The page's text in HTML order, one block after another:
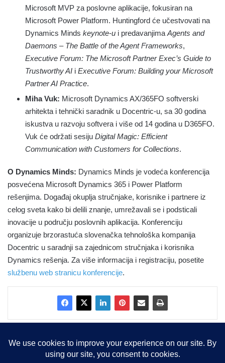
Microsoft MVP za poslovne aplikacije, fokusiran na
Microsoft Power Platform. Huntingford će učestvovati na
Dynamics Minds keynote-u i predavanjima Agents and
Daemons – The Battle of the Agent Frameworks,
Executive Forum: The Microsoft Partner Exec’s Guide to
Trustworthy AI i Executive Forum: Building your Microsoft
Partner AI Practice.
Miha Vuk: Microsoft Dynamics AX/365FO softverski
arhitekta i tehnički saradnik u Docentric-u, sa 30 godina
iskustva u razvoju softvera i više od 14 godina u D365FO.
Vuk će održati sesiju Digital Magic: Efficient
Communication with Customers for Collections.
O Dynamics Minds: Dynamics Minds je vodeća konferencija
posvećena Microsoft Dynamics 365 i Power Platform
rešenjima. Događaj okuplja stručnjake, korisnike i partnere iz
celog sveta kako bi delili znanje, umrežavali se i podsticali
inovacije u području poslovnih aplikacija. Konferenciju
organizuje brzorastuća slovenačka tehnološka kompanija
Docentric u saradnji sa zajednicom stručnjaka i korisnika
Dynamics rešenja. Za više informacija i registraciju, posetite
službenu web stranicu konferencije.
Copyright © 2015-2025, Sva prava zadržana | LBS Team d.o.o.